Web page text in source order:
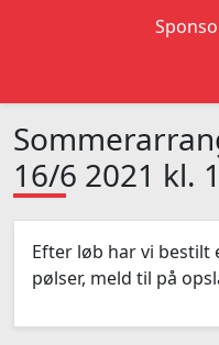
16/6 2021 kl.
Efter løb har vi bestilt
pølser, meld til på